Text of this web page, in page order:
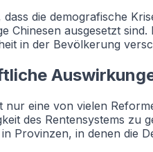
die demografische
Chinesen ausgesetzt
in der Bevölkerung
nur eine von vielen
des Rentensystems
Provinzen, in denen die